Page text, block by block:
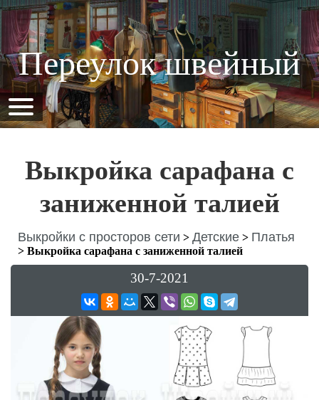
Переулок швейный
Выкройка сарафана с
заниженной талией
Выкройки с просторов сети > Детские > Платья
> Выкройка сарафана с заниженной талией
30-7-2021